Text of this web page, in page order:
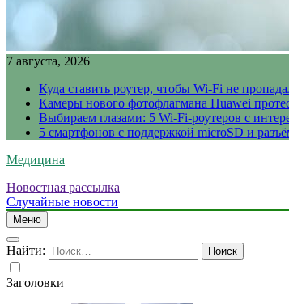
7 августа, 2026
Куда ставить роутер, чтобы Wi-Fi не
Камеры нового фотофлагмана Huawei
Выбираем глазами: 5 Wi-Fi-роутеров с
5 смартфонов с поддержкой microSD и
Медицина
Новостная рассылка
Случайные новости
Меню
Найти:
Заголовки